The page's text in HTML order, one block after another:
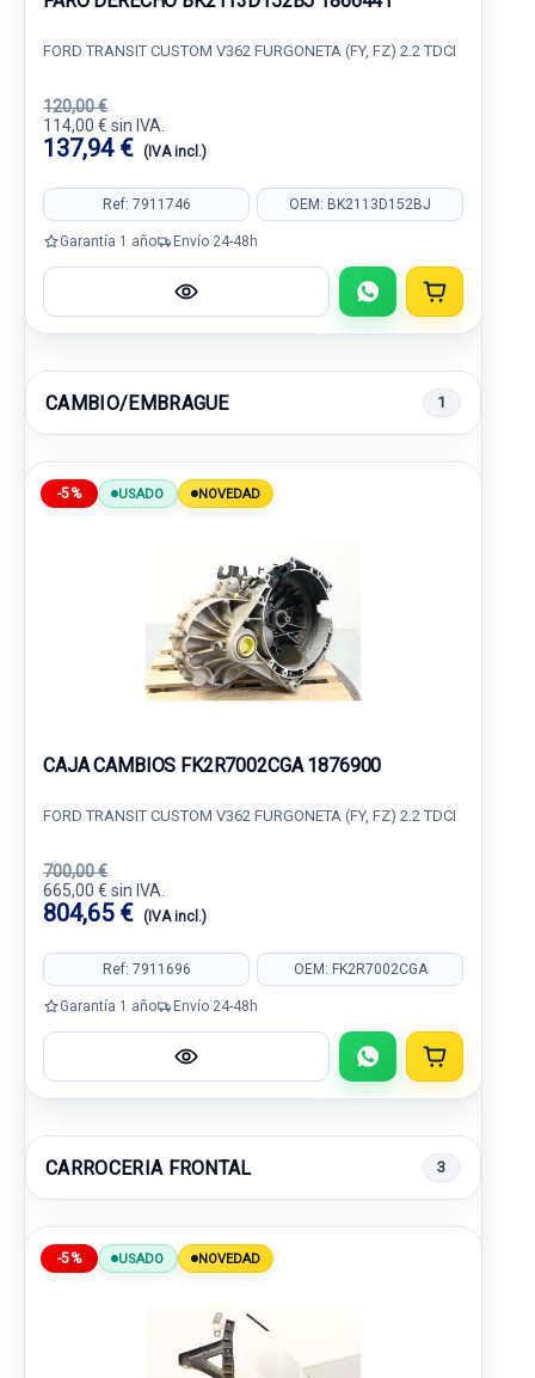
FORD TRANSIT CUSTOM V362 FURGONETA (FY, FZ) 2.2 TDCI
120,00 €
114,00 € sin IVA.
137,94 € (IVA incl.)
Ref: 7911746 OEM: BK2113D152BJ
Garantía 1 año Envío 24-48h
CAMBIO/EMBRAGUE 1
-5% USADO NOVEDAD
CAJA CAMBIOS FK2R7002CGA 1876900
FORD TRANSIT CUSTOM V362 FURGONETA (FY, FZ) 2.2 TDCI
700,00 €
665,00 € sin IVA.
804,65 € (IVA incl.)
Ref: 7911696 OEM: FK2R7002CGA
Garantía 1 año Envío 24-48h
CARROCERIA FRONTAL 3
-5% USADO NOVEDAD